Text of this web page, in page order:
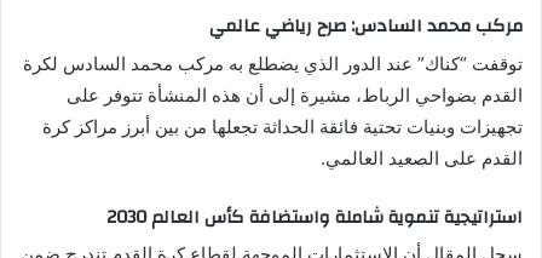
مركب محمد السادس: صرح رياضي عالمي
توقفت “كناك” عند الدور الذي يضطلع به مركب محمد السادس لكرة
القدم بضواحي الرباط، مشيرة إلى أن هذه المنشأة تتوفر على
تجهيزات وبنيات تحتية فائقة الحداثة تجعلها من بين أبرز مراكز كرة
القدم على الصعيد العالمي.
استراتيجية تنموية شاملة واستضافة كأس العالم 2030